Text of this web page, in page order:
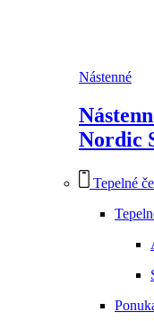
Nástenné
Nordic
Tepelné